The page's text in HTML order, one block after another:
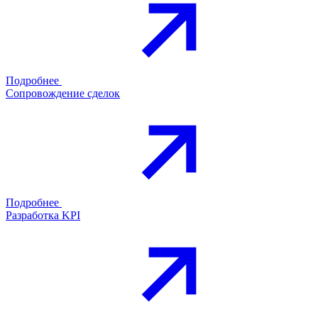
Подробнее
Сопровождение сделок
Подробнее
Разработка KPI